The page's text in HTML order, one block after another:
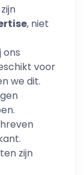
, niet
ons
voor
we dit.
zijn